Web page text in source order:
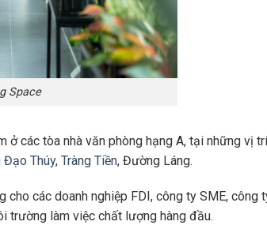
Space
ở các tòa nhà văn phòng hạng A, tại những vị trí
Đạo Thúy, Tràng Tiền, Đường Láng.
các doanh nghiệp FDI, công ty SME, công
trường làm việc chất lượng hàng đầu.